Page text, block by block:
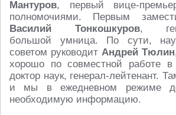
Мантуров, первый вице-
полномочиями. Первым
Василий Тонкошкуров,
большой умница. По сути,
советом руководитАндрей Тюлин
хорошо по совместной работе
доктор наук, генерал-лейтенант.
и мы в ежедневном режиме
необходимую информацию.